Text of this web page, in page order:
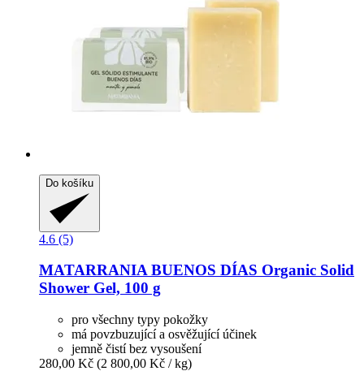
Do košíku
4.6 (5)
MATARRANIABUENOS DÍAS Organic Solid
Shower Gel, 100 g
pro všechny typy pokožky
má povzbuzující a osvěžující účinek
jemně čistí bez vysoušení
280,00 Kč (2 800,00 Kč / kg)